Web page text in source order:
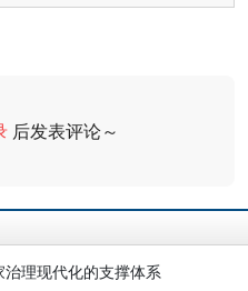
后发表评论～
理现代化的支撑体系